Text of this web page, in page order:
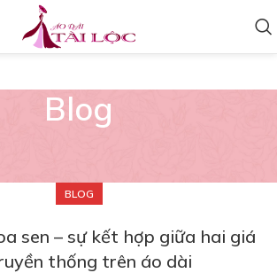
Blog
BLOG
sen – sự kết hợp giữa hai giá
thống trên áo dài